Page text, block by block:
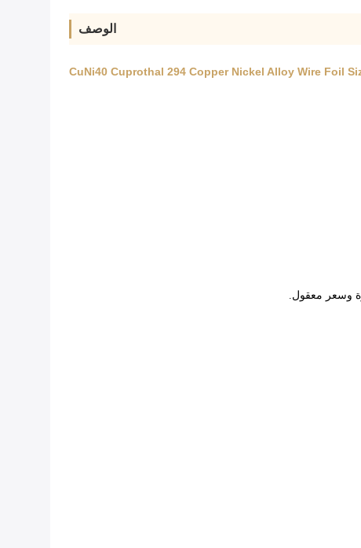
الوصف
CuNi40 Cuprothal 294 Copper Nickel Alloy Wire Foil
وسعر معقول.